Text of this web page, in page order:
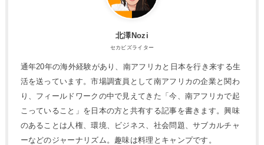
北澤Nozi
セカビズライター
通年20年の海外経験があり、南アフリカと日本を行き来する生
活を送っています。市場調査員として南アフリカの企業と関わ
り、フィールドワークの中で見えてきた「今、南アフリカで起
こっていること」を日本の方と共有する記事を書きます。興味
のあることは人権、環境、ビジネス、社会問題、サブカルチャ
ーなどのジャーナリズム。趣味は料理とキャンプです。